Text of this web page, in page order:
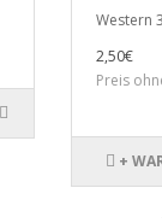
Western
2,50€
Preis
+